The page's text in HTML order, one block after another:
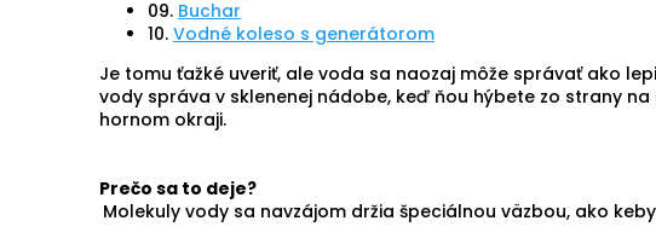
09. Buchar
10. Vodné koleso s generátorom
Je tomu ťažké uveriť, ale voda sa naozaj môže správať ako
vody správa v sklenenej nádobe, keď ňou hýbete zo strany
hornom okraji.
Prečo sa to deje?
Molekuly vody sa navzájom držia špeciálnou väzbou, ako